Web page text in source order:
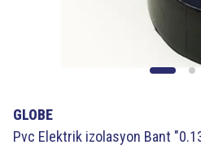
GLOBE
Pvc Elektrik izolasyon Bant